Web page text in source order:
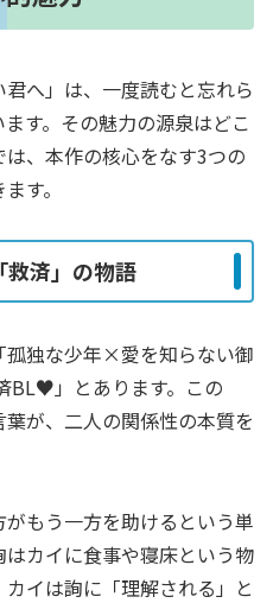
君へ」は、一度読むと忘れら
す。その魅力の源泉はどこ
、本作の核心をなす3つの
す。
救済」の物語
孤独な少年×愛を知らない御
BL♥」とあります。この
葉が、二人の関係性の本質を
もう一方を助けるという単
カイに食事や寝床という物
イは詢に「理解される」と